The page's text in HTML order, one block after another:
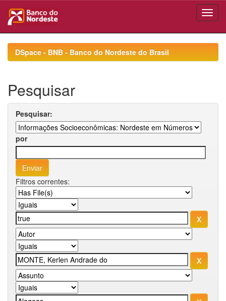
navigationDSpace - BNB - Banco do Nordeste do Brasil
Pesquisar
Pesquisar:
por
Filtros correntes: